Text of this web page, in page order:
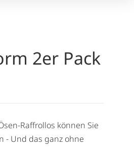
2er Pack
Raffrollos können Sie
- Und das ganz ohne